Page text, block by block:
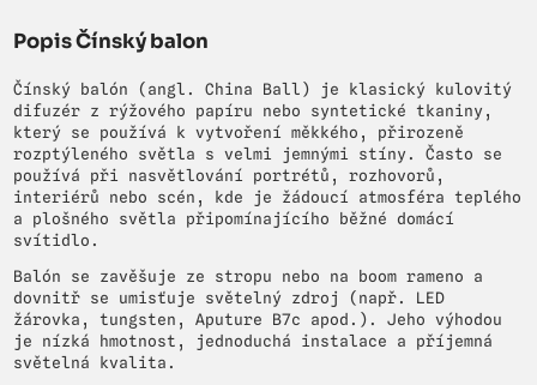
Popis Čínský balon
Čínský balón (angl. China Ball) je klasický kulovitý
difuzér z rýžového papíru nebo syntetické tkaniny,
který se používá k vytvoření měkkého, přirozeně
rozptýleného světla s velmi jemnými stíny. Často se
používá při nasvětlování portrétů, rozhovorů,
interiérů nebo scén, kde je žádoucí atmosféra teplého
a plošného světla připomínajícího běžné domácí
svítidlo.
Balón se zavěšuje ze stropu nebo na boom rameno a
dovnitř se umisťuje světelný zdroj (např. LED
žárovka, tungsten, Aputure B7c apod.). Jeho výhodou
je nízká hmotnost, jednoduchá instalace a příjemná
světelná kvalita.